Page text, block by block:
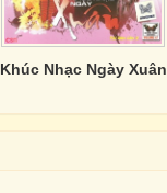
Khúc Nhạc Ngày Xuân